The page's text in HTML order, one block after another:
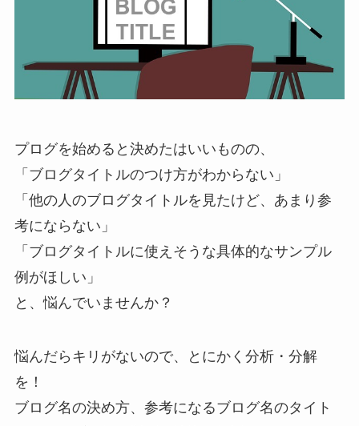
プログを始めると決めたはいいものの、
「ブログタイトルのつけ方がわからない」
「他の人のブログタイトルを見たけど、あまり参
考にならない」
「ブログタイトルに使えそうな具体的なサンプル
例がほしい」
と、悩んでいませんか？
悩んだらキリがないので、とにかく分析・分解
を！
ブログ名の決め方、参考になるブログ名のタイト